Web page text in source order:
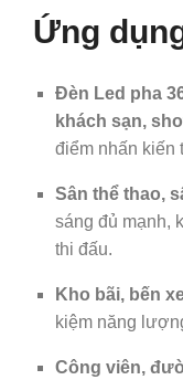
Ứng
Đèn Led pha
khách sạn,
điểm nhấn kiến
Sân thể thao,
sáng đủ mạnh,
thi đấu.
Kho bãi, bến
kiệm năng
Công viên,